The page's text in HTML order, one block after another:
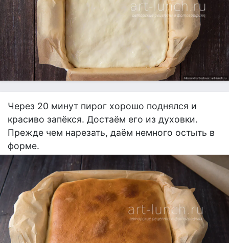
Через 20 минут пирог хорошо поднялся и
красиво запёкся. Достаём его из духовки.
Прежде чем нарезать, даём немного остыть в
форме.